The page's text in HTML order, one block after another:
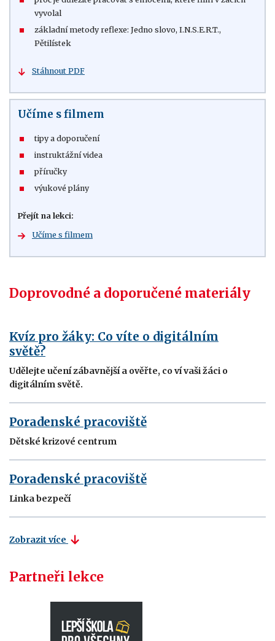
vyvolal
základní metody reflexe: Jedno slovo, I.N.S.E.R.T.,
Pětilístek
Stáhnout PDF
Učíme s filmem
tipy a doporučení
instruktážní videa
příručky
výukové plány
Přejít na lekci:
Učíme s filmem
Doprovodné a doporučené materiály
Kvíz pro žáky: Co víte o digitálním
světě?
Udělejte učení zábavnější a ověřte, co ví vaši žáci o
digitálním světě.
Poradenské pracoviště
Dětské krizové centrum
Poradenské pracoviště
Linka bezpečí
Zobrazit více
Partneři lekce